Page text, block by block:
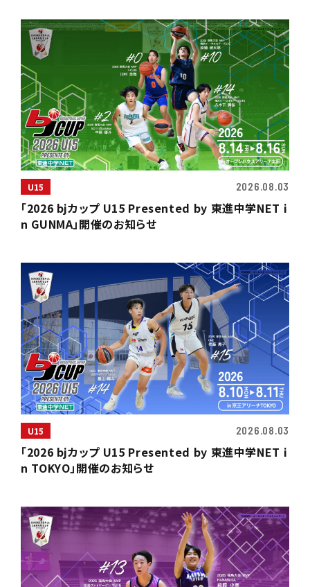
U15 2026.08.03
「2026 bjカップ U15 Presented by 東進中学NET i
n GUNMA」開催のお知らせ
U15 2026.08.03
「2026 bjカップ U15 Presented by 東進中学NET i
n TOKYO」開催のお知らせ